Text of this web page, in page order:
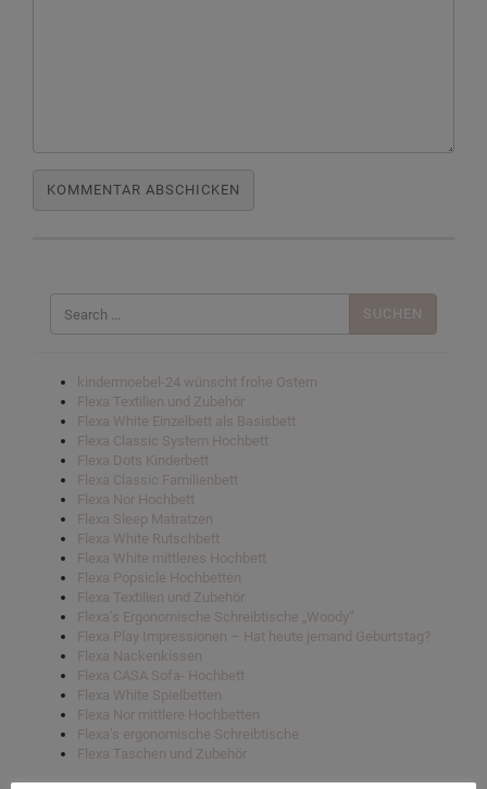
Suchen
nach:
kindermoebel-24 wünscht frohe Ostern
Flexa Textilien und Zubehör
Flexa White Einzelbett als Basisbett
Flexa Classic System Hochbett
Flexa Dots Kinderbett
Flexa Classic Familienbett
Flexa Nor Hochbett
Flexa Sleep Matratzen
Flexa White Rutschbett
Flexa White mittleres Hochbett
Flexa Popsicle Hochbetten
Flexa Textilien und Zubehör
Flexa’s Ergonomische Schreibtische „Woody“
Flexa Play Impressionen – Hat heute jemand Geburtstag?
Flexa Nackenkissen
Flexa CASA Sofa- Hochbett
Flexa White Spielbetten
Flexa Nor mittlere Hochbetten
Flexa’s ergonomische Schreibtische
Flexa Taschen und Zubehör